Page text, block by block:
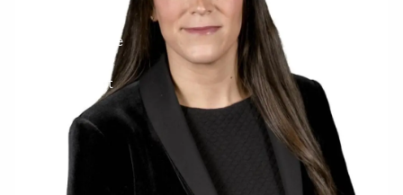
Pour nous joindre
Centre du client